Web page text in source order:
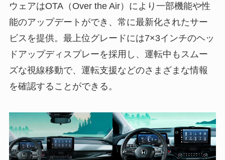
ウェアはOTA（Over the Air）により一部機能や性
能のアップデートができ、常に最新化されたサー
ビスを提供。最上位グレードには7×3インチのヘッ
ドアップディスプレーを採用し、運転中もスムー
ズな視線移動で、運転支援などのさまざまな情報
を確認することができる。